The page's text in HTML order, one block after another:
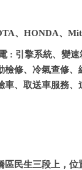
、HONDA、
: 引擎系統、變
檢修、冷氣查修、
車、取送車服務、
區民生三段上，位